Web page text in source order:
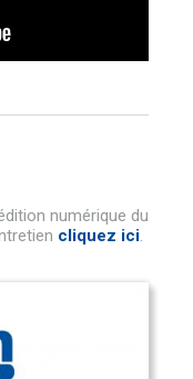
numérique du
cliquez ici.